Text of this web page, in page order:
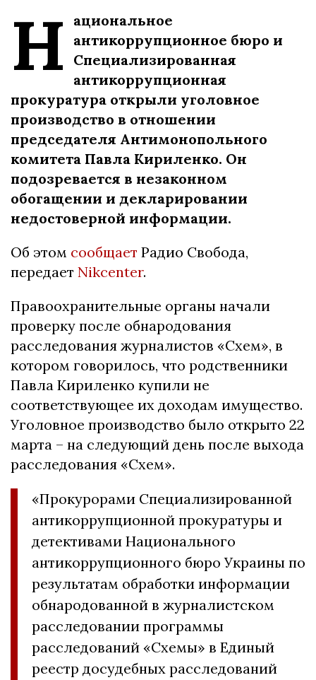
Н
ациональное
антикоррупционное бюро и
Специализированная
антикоррупционная
прокуратура открыли уголовное
производство в отношении
председателя Антимонопольного
комитета Павла Кириленко. Он
подозревается в незаконном
обогащении и декларировании
недостоверной информации.
Об этом сообщает Радио Свобода,
передает Nikcenter.
Правоохранительные органы начали
проверку после обнародования
расследования журналистов «Схем», в
котором говорилось, что родственники
Павла Кириленко купили не
соответствующее их доходам имущество.
Уголовное производство было открыто 22
марта – на следующий день после выхода
расследования «Схем».
«Прокурорами Специализированной
антикоррупционной прокуратуры и
детективами Национального
антикоррупционного бюро Украины по
результатам обработки информации
обнародованной в журналистском
расследовании программы
расследований «Схемы» в Единый
реестр досудебных расследований